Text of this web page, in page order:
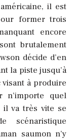
il est
former trois
encore
brutalement
décide d’en
la piste jusqu’à
à produire
n’importe quel
il va très vite se
scénaristique
saumon n’y